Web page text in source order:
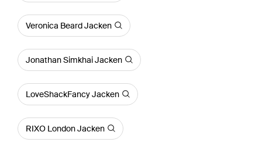
Veronica Beard Jacken
Jonathan Simkhai Jacken
LoveShackFancy Jacken
RIXO London Jacken